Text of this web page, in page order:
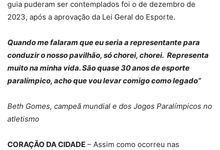
guia puderam ser contemplados foi o de dezembro de
2023, após a aprovação da Lei Geral do Esporte.
Quando me falaram que eu seria a representante para
conduzir o nosso pavilhão, só chorei, chorei. Representa
muito na minha vida. São quase 30 anos de esporte
paralímpico, acho que vou levar comigo como legado”
Beth Gomes, campeã mundial e dos Jogos Paralímpicos no
atletismo
CORAÇÃO DA CIDADE – Assim como ocorreu nas